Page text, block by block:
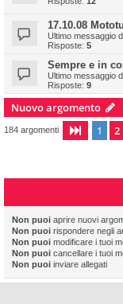
17.10.08
Ultimo messaggio
Risposte: 5
Sempre e in
Ultimo messaggio
Risposte: 9
Nuovo argomento
184 argomenti Pagina
1 2
Non puoi aprire nuovi
Non puoi rispondere negli
Non puoi modificare i tuoi
Non puoi cancellare i tuoi
Non puoi inviare allegati